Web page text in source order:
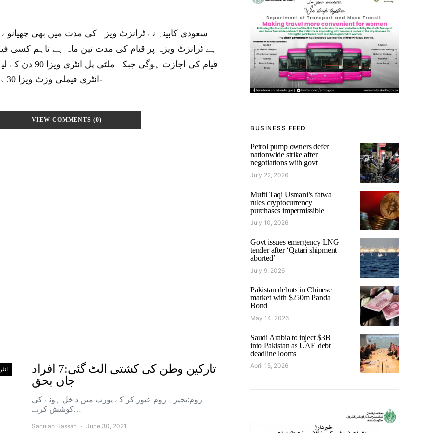
سعودی کابینہ نے ٹرانزٹ ویزہ کی مدت میں بھی چھیانوے
ہے ٹرانزٹ ویزہ پر قیام کی مدت تین ماہ ہے تاہم کسی
قیام کی اجازت ہوگی
انٹری فیملی وزٹ ویزا 30 دن کے لیے کارآمد ہے-
VIEW COMMENTS (0)
تارکین وطن کی کشتی الٹ گئی:7 افراد
جاں بحق
روم:بحیرہ روم عبور کر کے یورپ میں داخل ہونے کی
کوشش کرنے…
Sanniah Hassan June 30, 2021
BUSINESS FEED
Petrol pump owners defer
nationwide strike after
negotiations with govt
July 22, 2026
Mufti Taqi Usmani’s fatwa
rules cryptocurrency
purchases impermissible
July 10, 2026
Govt issues emergency LNG
tender after ‘Qatari shipment
aborted’
July 9, 2026
Pakistan debuts in Chinese
market with $250m Panda
Bond
May 14, 2026
Saudi Arabia to inject $3B
into Pakistan as UAE debt
deadline looms
April 15, 2026